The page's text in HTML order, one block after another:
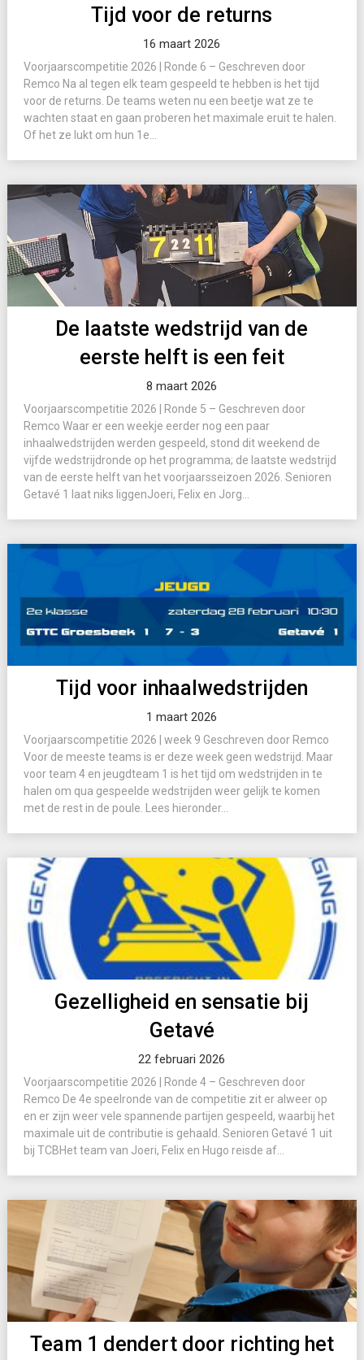
Tijd voor de returns
16 maart 2026
Voorjaarscompetitie 2026 | Ronde 6 – Geschreven door
Remco Na al tegen elk team gespeeld te hebben is het tijd
voor de returns. De teams weten nu een beetje wat ze te
wachten staat en gaan proberen het maximale eruit te halen.
Of het ze lukt om hun 1e...
De laatste wedstrijd van de
eerste helft is een feit
8 maart 2026
Voorjaarscompetitie 2026 | Ronde 5 – Geschreven door
Remco Waar er een weekje eerder nog een paar
inhaalwedstrijden werden gespeeld, stond dit weekend de
vijfde wedstrijdronde op het programma; de laatste wedstrijd
van de eerste helft van het voorjaarsseizoen 2026. Senioren
Getavé 1 laat niks liggenJoeri, Felix en Jorg...
Tijd voor inhaalwedstrijden
1 maart 2026
Voorjaarscompetitie 2026 | week 9 Geschreven door Remco
Voor de meeste teams is er deze week geen wedstrijd. Maar
voor team 4 en jeugdteam 1 is het tijd om wedstrijden in te
halen om qua gespeelde wedstrijden weer gelijk te komen
met de rest in de poule. Lees hieronder...
Gezelligheid en sensatie bij
Getavé
22 februari 2026
Voorjaarscompetitie 2026 | Ronde 4 – Geschreven door
Remco De 4e speelronde van de competitie zit er alweer op
en er zijn weer vele spannende partijen gespeeld, waarbij het
maximale uit de contributie is gehaald. Senioren Getavé 1 uit
bij TCBHet team van Joeri, Felix en Hugo reisde af...
Team 1 dendert door richting het